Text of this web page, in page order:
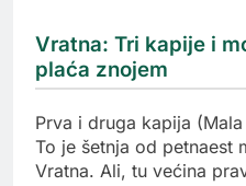
Vratna: Tri kapije i
plaća znojem
Prva i druga kapija
To je šetnja od petnaest
Vratna. Ali, tu većina